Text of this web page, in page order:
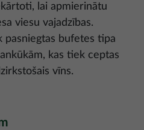
lai apmierinātu
viesu vajadzības.
bufetes tipa
kas tiek ceptas
vīns.